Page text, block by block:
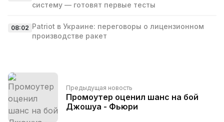
систему — готовят первые тесты
08:02 Patriot в Украине: переговоры о лицензионном
производстве ракет
Предыдущая новость
Промоутер оценил шанс на бой
Джошуа - Фьюри